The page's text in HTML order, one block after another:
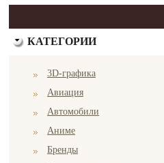
КАТЕГОРИИ
3D-графика
Авиация
Автомобили
Аниме
Бренды